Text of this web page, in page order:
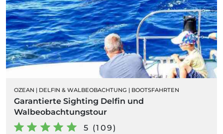
OZEAN | DELFIN & WALBEOBACHTUNG | BOOTSFAHRTEN
Garantierte Sighting Delfin und
Walbeobachtungstour
5 (109)